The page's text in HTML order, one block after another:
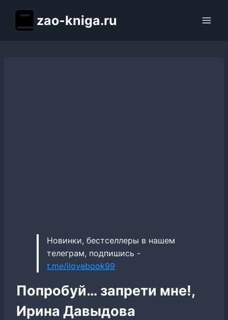
содержимому
zao-kniga.ru
Новинки, бестселлеры в нашем
телеграм, подпишись -
t.me/ilovebook99
Попробуй… запрети мне!,
Ирина Давыдова